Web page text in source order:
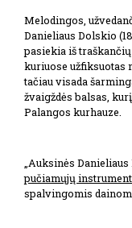
Melodingos,
Danieliaus Dolskio
pasiekia iš
kuriuose užfiksuotas
tačiau visada
žvaigždės balsas,
Palangos kurhauze.
„Auksinės
pučiamųjų
spalvingomis